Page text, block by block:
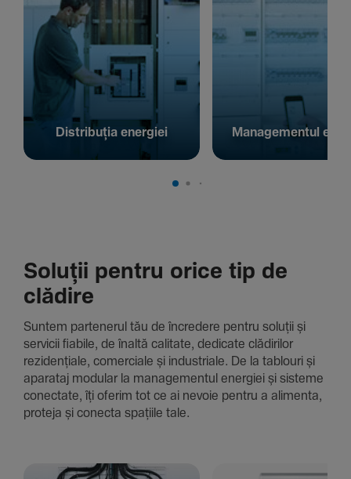
Distribuția energiei Managementul
Soluții pentru orice tip de
clădire
Suntem parte­nerul tău de încre­dere pentru soluții și
servicii fiabile, de înaltă cali­tate, dedi­cate clădi­rilor
rezi­den­țiale, comer­ciale și indus­triale. De la tablouri și
aparataj modular la managementul energiei și sisteme
conec­tate, îți oferim tot ce ai nevoie pentru a alimenta,
proteja și conecta spațiile tale.